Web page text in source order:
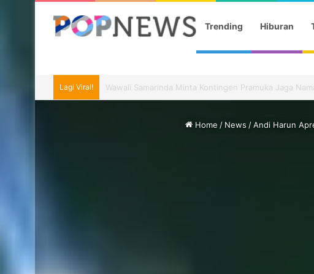
Trending Hiburan
Lagi Viral! Agnez Mo dan Anggun Debut di Reacher Season 4,
Home / News /Andi Harun